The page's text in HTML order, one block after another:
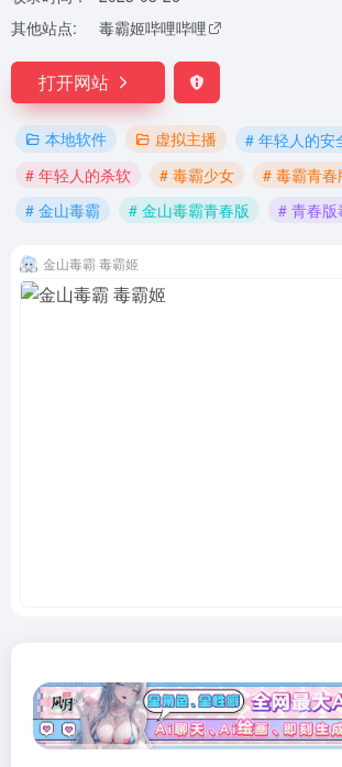
其他站点:
毒霸姬哔哩哔哩
打开网站
本地软件 虚拟主播
# 年轻人的安
# 年轻人的杀软
# 毒霸少女 # 毒霸青春
# 金山毒霸
# 金山毒霸青春版 # 青春版
金山毒霸 毒霸姬